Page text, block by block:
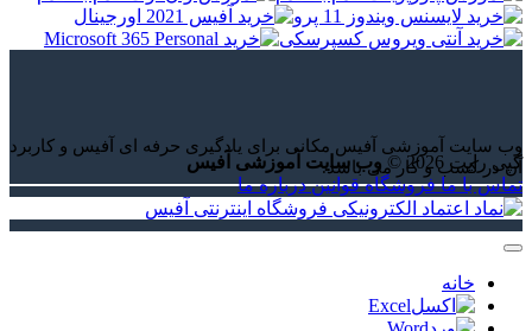
وب سایت آموزشی آفیس مکانی برای یادگیری حرفه ای آفیس و کاربرد
آن در کسب و کار می باشد.
کپی رایت 2026 ©
وب سایت آموزشی آفیس
تماس با ما فروشگاه قوانین درباره ما
خانه
Excel